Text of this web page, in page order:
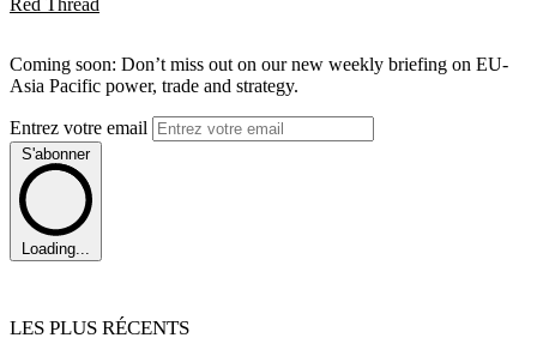
Coming soon: Don’t miss out on our new weekly briefing on EU-
Asia Pacific power, trade and strategy.
Entrez votre email
S'abonner
Loading...
LES PLUS RÉCENTS